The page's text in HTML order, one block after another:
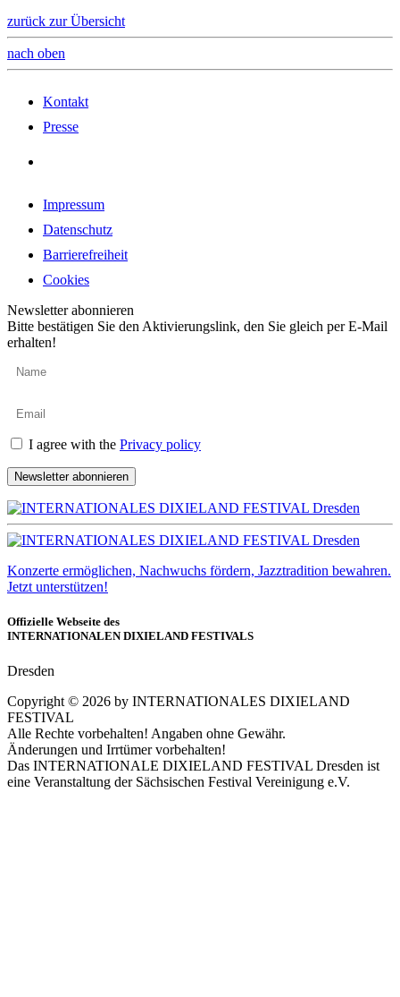
zurück zur Übersicht
nach oben
Kontakt
Presse
Impressum
Datenschutz
Barrierefreiheit
Cookies
Newsletter abonnieren
Bitte bestätigen Sie den Aktivierungslink, den Sie gleich per E-Mail
erhalten!
I agree with the Privacy policy
Newsletter abonnieren
Konzerte ermöglichen, Nachwuchs fördern, Jazztradition bewahren.
Jetzt unterstützen!
Offizielle Webseite des
INTERNATIONALEN DIXIELAND FESTIVALS
Dresden
Copyright © 2026 by INTERNATIONALES DIXIELAND
FESTIVAL
Alle Rechte vorbehalten! Angaben ohne Gewähr.
Änderungen und Irrtümer vorbehalten!
Das INTERNATIONALE DIXIELAND FESTIVAL Dresden ist
eine Veranstaltung der Sächsischen Festival Vereinigung e.V.